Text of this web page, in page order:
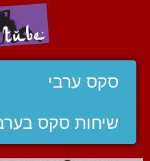
סקס ערבי
שיחות סקס